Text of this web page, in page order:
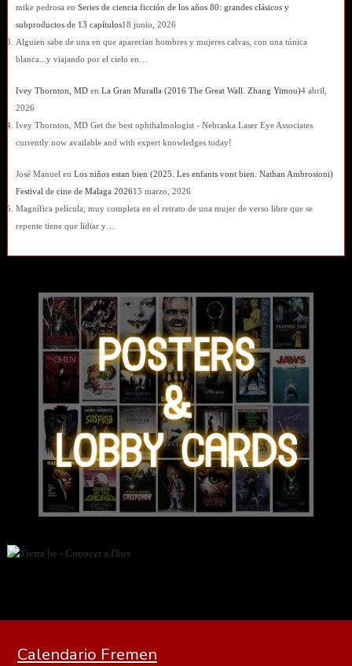
mike pedrosa en Series de ciencia ficción de los años 80: grandes clásicos y
subproductos de 13 capítulos18 junio, 2026
Alguien sabe de una en que aparecían hombres y mujeres calvas, con una túnica
blanca...y viajando por el cielo en…
Ivey Thornton, MDen La Gran Muralla (2016 The Great Wall. Zhang Yimou)4 abril,
2026
Ivey Thornton, MD Get the best ophthalmologist - Nebraska Laser Eye Associates
currently now available and with expert knowledges today!
José Manuel en Los niños estan bien (2025. Les enfants vont bien. Nathan Ambrosioni)
Festival de cine de Malaga 202615 marzo, 2026
Magnífica película; muy completa en el retrato de una mujer de verso libre que se
repente tiene que lidiar y…
Calendario Fremen